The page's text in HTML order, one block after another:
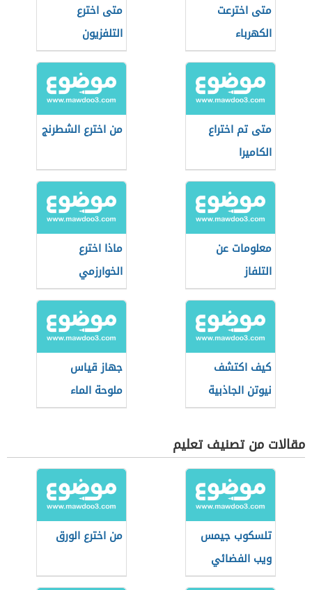
متى اخترعت
الكهرباء
متى اخترع
التلفزيون
متى تم اختراع
الكاميرا
من اخترع الشطرنج
معلومات عن
التلفاز
ماذا اخترع
الخوارزمي
كيف اكتشف
نيوتن الجاذبية
جهاز قياس
ملوحة الماء
مقالات من تصنيف تعليم
تلسكوب جيمس
ويب الفضائي
من اخترع الورق